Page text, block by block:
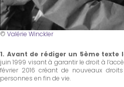
© Valérie Winckler
1. Avant de rédiger un 5ème texte
juin 1999 visant à garantir le droit à
février 2016 créant de nouveaux
personnes en fin de vie.